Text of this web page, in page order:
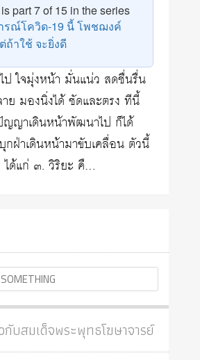
part 7 of 15 in the series
รณ์โควิด-19 นี้ โพชฌงค์
ถ้าใช้ จะยิ่งดี
ใจมุ่งหน้า มั่นแน่ว สดชื่นรื่น
ย มองนิ่งได้ ชัดและตรง ทีนี้
ญาเดินหน้าพัฒนาไป ก็ได้
บุกฝ่าเดินหน้ามาขับเคลื่อน ตัวนี้
ได้แก่ ๓. วิริยะ คื…
กับสมเด็จพระพุทธโฆษาจารย์